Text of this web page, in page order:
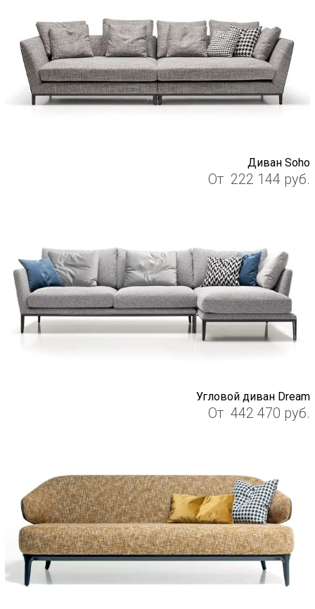
Диван Soho
От 222 144 руб.
Угловой диван Dream
От 442 470 руб.